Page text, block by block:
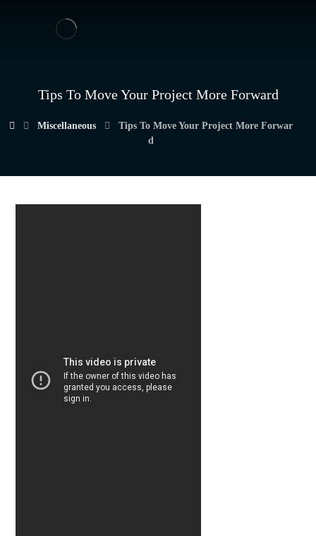
Tips To Move Your Project More Forward
Miscellaneous
Tips To Move Your Project More Forwar
d